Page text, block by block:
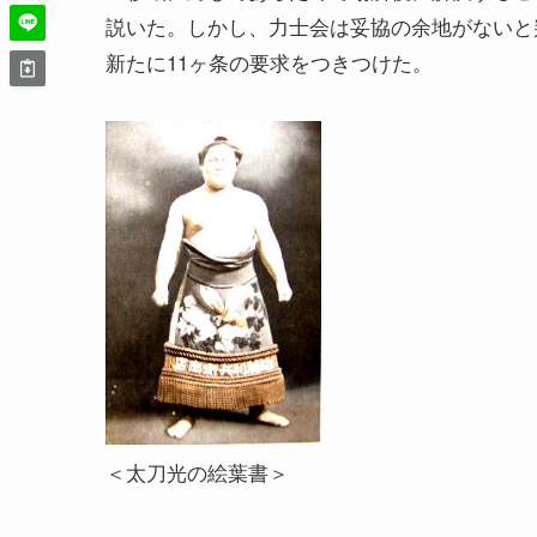
説いた。しかし、力士会は妥協の余地がない
新たに11ヶ条の要求をつきつけた。
＜太刀光の絵葉書＞